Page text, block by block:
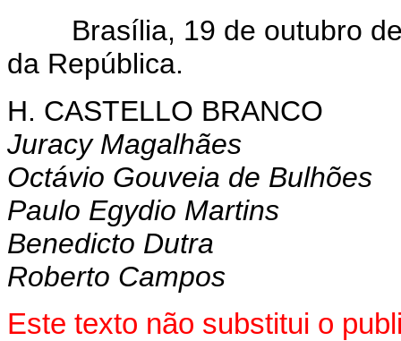
Brasília, 19 de outubro de
da República.
H. CASTELLO BRANCO
Juracy Magalhães
Octávio Gouveia de Bulhões
Paulo Egydio Martins
Benedicto Dutra
Roberto Campos
Este texto não substitui o